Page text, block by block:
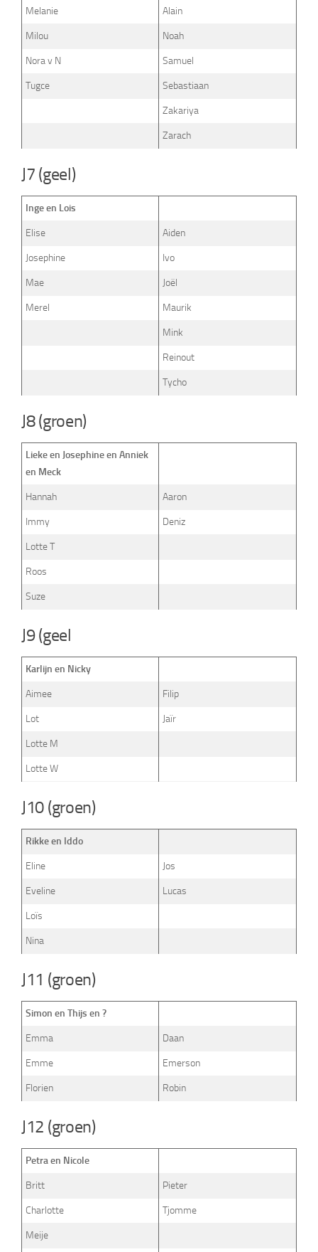
Melanie Alain
Milou Noah
Nora v N Samuel
Tugce Sebastiaan
Zakariya
Zarach
J7 (geel)
Inge en Lois
Elise Aiden
Josephine Ivo
Mae Joël
Merel Maurik
Mink
Reinout
Tycho
J8 (groen)
Lieke en Josephine en Anniek
en Meck
Hannah Aaron
Immy Deniz
Lotte T
Roos
Suze
J9 (geel
Karlijn en Nicky
Aimee Filip
Lot Jaïr
Lotte M
Lotte W
J10 (groen)
Rikke en Iddo
Eline Jos
Eveline Lucas
Loïs
Nina
J11 (groen)
Simon en Thijs en ?
Emma Daan
Emme Emerson
Florien Robin
J12 (groen)
Petra en Nicole
Britt Pieter
Charlotte Tjomme
Meije